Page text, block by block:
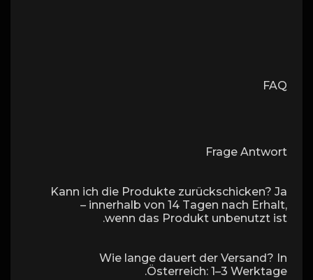
FAQ
Frage Antwort
Kann ich die Produkte zurückschicken? Ja
– innerhalb von 14 Tagen nach Erhalt,
wenn das Produkt unbenutzt ist.
Wie lange dauert der Versand? In
Österreich: 1–3 Werktage.